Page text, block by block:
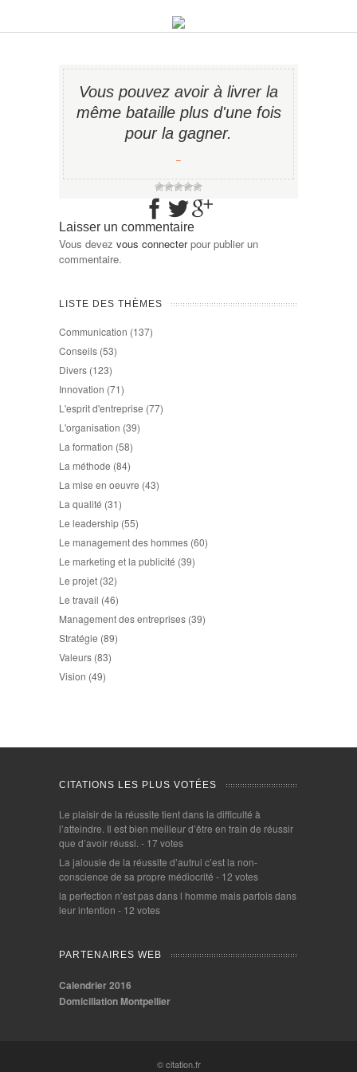
Vous pouvez avoir à livrer la
même bataille plus d'une fois
pour la gagner.
−
Laisser un commentaire
Vous devez vous connecterpour publier un
commentaire.
LISTE DES THÈMES
Communication (137)
Conseils (53)
Divers (123)
Innovation (71)
L'esprit d'entreprise (77)
L'organisation (39)
La formation (58)
La méthode (84)
La mise en oeuvre (43)
La qualité (31)
Le leadership (55)
Le management des hommes (60)
Le marketing et la publicité (39)
Le projet (32)
Le travail (46)
Management des entreprises (39)
Stratégie (89)
Valeurs (83)
Vision (49)
CITATIONS LES PLUS VOTÉES
Le plaisir de la réussite tient dans la difficulté à
l’atteindre. Il est bien meilleur d’être en train de réussir
que d’avoir réussi. - 17 votes
La jalousie de la réussite d’autrui c’est la non-
conscience de sa propre médiocrité - 12 votes
la perfection n’est pas dans l homme mais parfois dans
leur intention - 12 votes
PARTENAIRES WEB
Calendrier 2016
Domiciliation Montpellier
© citation.fr